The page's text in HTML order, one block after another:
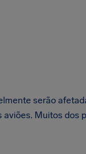
serão
Muitos dos